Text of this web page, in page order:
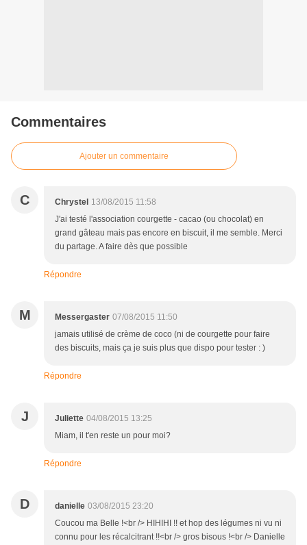
Commentaires
Ajouter un commentaire
C Chrystel 13/08/2015 11:58
J'ai testé l'association courgette - cacao (ou chocolat) en
grand gâteau mais pas encore en biscuit, il me semble. Merci
du partage. A faire dès que possible
Répondre
M Messergaster 07/08/2015 11:50
jamais utilisé de crème de coco (ni de courgette pour faire
des biscuits, mais ça je suis plus que dispo pour tester : )
Répondre
J Juliette 04/08/2015 13:25
Miam, il t'en reste un pour moi?
Répondre
D danielle 03/08/2015 23:20
Coucou ma Belle !<br /> HIHIHI !! et hop des légumes ni vu ni
connu pour les récalcitrant !!<br /> gros bisous !<br /> Danielle